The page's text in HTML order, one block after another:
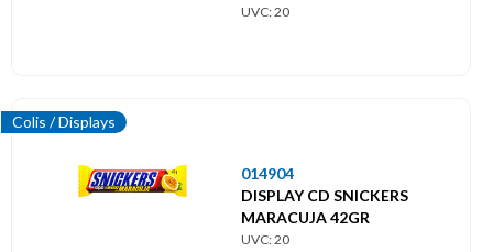
UVC: 20
Colis / Displays
014904
DISPLAY CD SNICKERS
MARACUJA 42GR
UVC: 20